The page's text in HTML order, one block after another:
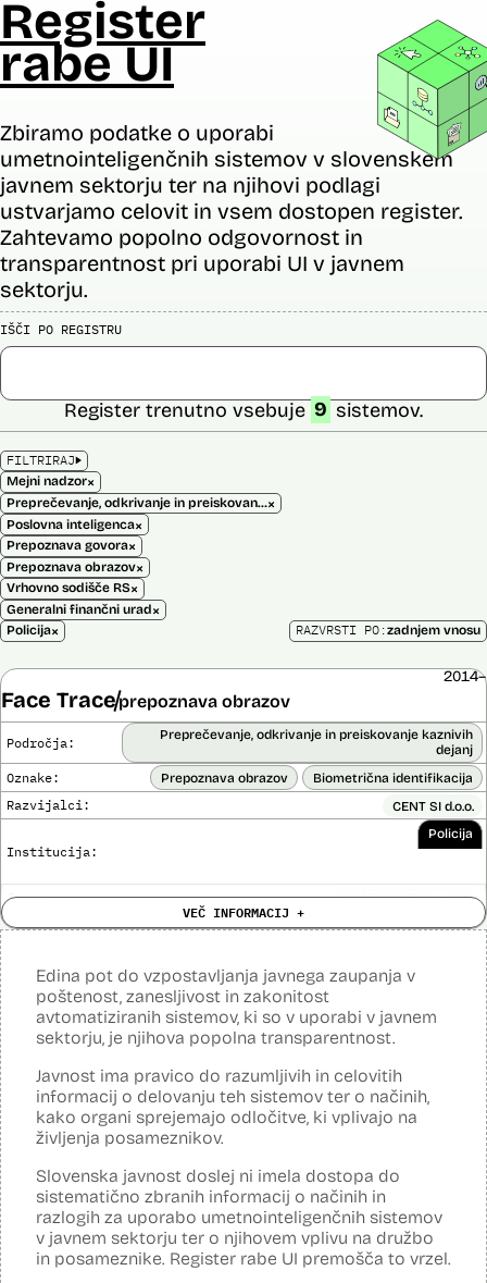
Register
rabe UI
Zbiramo podatke o uporabi
umetnointeligenčnih sistemov v slovenskem
javnem sektorju ter na njihovi podlagi
ustvarjamo celovit in vsem dostopen register.
Zahtevamo popolno odgovornost in
transparentnost pri uporabi UI v javnem
sektorju.
IŠČI PO REGISTRU
FILTRIRAJ
Mejni nadzor×
Preprečevanje, odkrivanje in preiskovanje kaznivih dejanj×
Poslovna inteligenca×
Prepoznava govora×
Prepoznava obrazov×
Vrhovno sodišče RS×
Generalni finančni urad×
Policija×
Register trenutno vsebuje 9 sistemov.
RAZVRSTI PO:zadnjem vnosu
Face Traceprepoznava obrazov
2014–
Področja:
Preprečevanje, odkrivanje in preiskovanje kaznivih
dejanj
Oznake: Prepoznava obrazov Biometrična identifikacija
Razvijalci: CENT SI d.o.o.
Institucija:
Policija
Cena: 39.650,00 EUR z DDV
Ni časovno omejena
opravljena:
Analiza učinka na osebne podatke opravljena:
Posodobljeno: 3. december 2024
Sistem uporablja algoritme za izdelavo in iskanje biometričnih
razpoznavnih znakov podjetja Neurotechnology (tehnologija
VeriLook). Vsebuje dva spletna servisa, ki sta integrirana v obstoječo
Evidenco fotografiranih oseb policije: prvi je namenjen označevanju
osebnih razpoznavnih znakov, drugi primerjanju fotografij obraza
neznane (iskane) osebe z množico znanih oseb v Evidenci
fotografiranih oseb policije. Aplikacija pripravi rangiran seznam oseb
po podobnostih obraza. V foto album za prepoznavo oseb lahko
uporabnik izbere samo tiste fotografije, ki v podobnosti dosežejo
dovolj visok prag ujemanja. Končno identifikacijo osebe mora
strokovnjak za primerjavo obraznih značilnosti opraviti ročno.
Sistem uporablja sledeče podatke: Evidenca fotografiranih oseb
policije (del informacijsko telekomunikacijskega sistema policije
VEČ INFORMACIJ +
Edina pot do vzpostavljanja javnega zaupanja v
poštenost, zanesljivost in zakonitost
avtomatiziranih sistemov, ki so v uporabi v javnem
sektorju, je njihova popolna transparentnost.
Javnost ima pravico do razumljivih in celovitih
informacij o delovanju teh sistemov ter o načinih,
kako organi sprejemajo odločitve, ki vplivajo na
življenja posameznikov.
Slovenska javnost doslej ni imela dostopa do
sistematično zbranih informacij o načinih in
razlogih za uporabo umetnointeligenčnih sistemov
v javnem sektorju ter o njihovem vplivu na družbo
in posameznike. Register rabe UI premošča to vrzel.